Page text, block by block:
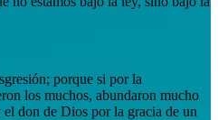
porque si por la
los muchos, abundaron mucho
don de Dios por la gracia de un